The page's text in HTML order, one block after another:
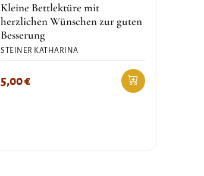
Kleine Bettlektüre mit
herzlichen Wünschen zur guten
Besserung
STEINER KATHARINA
5,00€